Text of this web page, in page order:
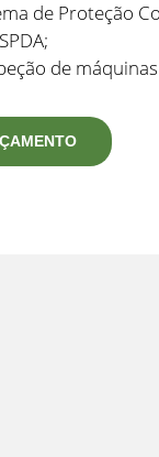
de Proteção
de